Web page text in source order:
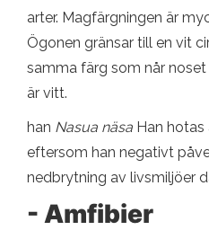
arter. Magfärgningen är
Ögonen gränsar till en vit
samma färg som når
är vitt.
han Nasua näsa Han hotas
eftersom han negativt
nedbrytning av livsmiljöer
- Amfibier